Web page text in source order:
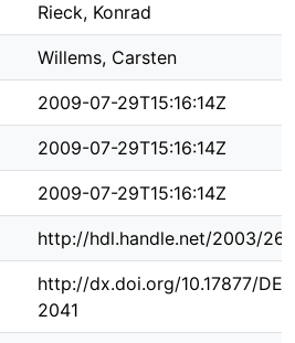
Rieck, Konrad
Willems, Carsten
2009-07-29T15:16:14Z
2009-07-29T15:16:14Z
2009-07-29T15:16:14Z
http://hdl.handle.net/2003/
http://dx.doi.org/10.17877/
2041